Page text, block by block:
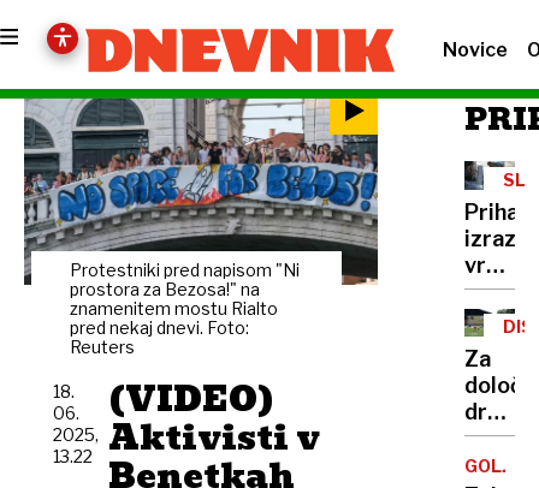
Novice
Protestniki pred napisom "Ni
prostora za Bezosa!" na
znamenitem mostu Rialto
pred nekaj dnevi. Foto:
Reuters
(VIDEO)
Aktivisti v
Benetkah
18.
06.
2025,
13.22
Prihaja
izrazit
val
in
kar
do
37
Za
bo
vrtec